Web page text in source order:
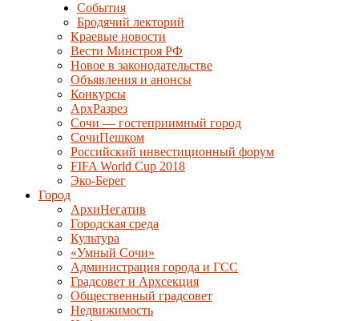
События
Бродячий лекторий
Краевые новости
Вести Минстроя РФ
Новое в законодательстве
Объявления и анонсы
Конкурсы
АрхРазрез
Сочи — гостеприимный город
СочиПешком
Российский инвестиционный форум
FIFA World Cup 2018
Эко-Берег
Город
АрхиНегатив
Городская среда
Культура
«Умный Сочи»
Администрация города и ГСС
Градсовет и Архсекция
Общественный градсовет
Недвижимость